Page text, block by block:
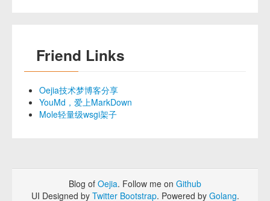
Friend Links
Oejia技术梦博客分享
YouMd，爱上MarkDown
Mole轻量级wsgi架子
Blog of Oejia. Follow me on Github
UI Designed by Twitter Bootstrap. Powered by Golang.